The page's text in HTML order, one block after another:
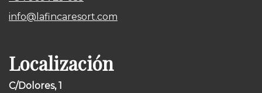
info@lafincaresort.com
Localización
C/Dolores, 1